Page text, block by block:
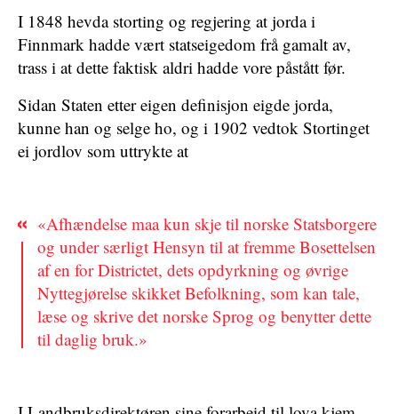
I 1848 hevda storting og regjering at jorda i
Finnmark hadde vært statseigedom frå gamalt av,
trass i at dette faktisk aldri hadde vore påstått før.
Sidan Staten etter eigen definisjon eigde jorda,
kunne han og selge ho, og i 1902 vedtok Stortinget
ei jordlov som uttrykte at
«Afhændelse maa kun skje til norske Statsborgere
og under særligt Hensyn til at fremme Bosettelsen
af en for Districtet, dets opdyrkning og øvrige
Nyttegjørelse skikket Befolkning, som kan tale,
læse og skrive det norske Sprog og benytter dette
til daglig bruk.»